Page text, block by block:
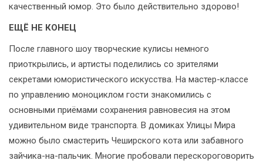
качественный юмор. Это было действительно здорово!
ЕЩЁ НЕ КОНЕЦ
После главного шоу творческие кулисы немного
приоткрылись, и артисты поделились со зрителями
секретами юмористического искусства. На мастер-классе
по управлению моноциклом гости знакомились с
основными приёмами сохранения равновесия на этом
удивительном виде транспорта. В домиках Улицы Мира
можно было смастерить Чеширского кота или забавного
зайчика-на-пальчик. Многие пробовали перескороговорить